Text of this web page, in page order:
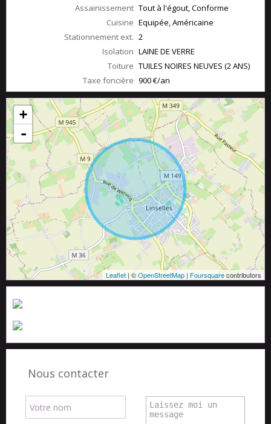
Assainissement Tout à l'égout, Conforme
Cuisine Equipée, Américaine
Stationnement ext. 2
Isolation LAINE DE VERRE
Toiture TUILES NOIRES NEUVES (2 ANS)
Taxe foncière 900 €/an
+
-
Leaflet| ©OpenStreetMap | Foursquarecontributors
Nous contacter